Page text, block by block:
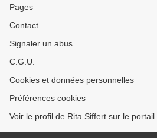
Pages
Contact
Signaler un abus
C.G.U.
Cookies et données personnelles
Préférences cookies
Voir le profil de Rita Siffert sur le portail